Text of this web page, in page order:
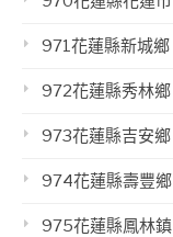
971花蓮縣新城鄉
972花蓮縣秀林鄉
973花蓮縣吉安鄉
974花蓮縣壽豐鄉
975花蓮縣鳳林鎮